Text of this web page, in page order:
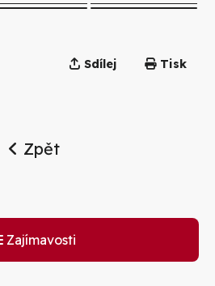
Sdílej Tisk
Zpět
Zajímavosti